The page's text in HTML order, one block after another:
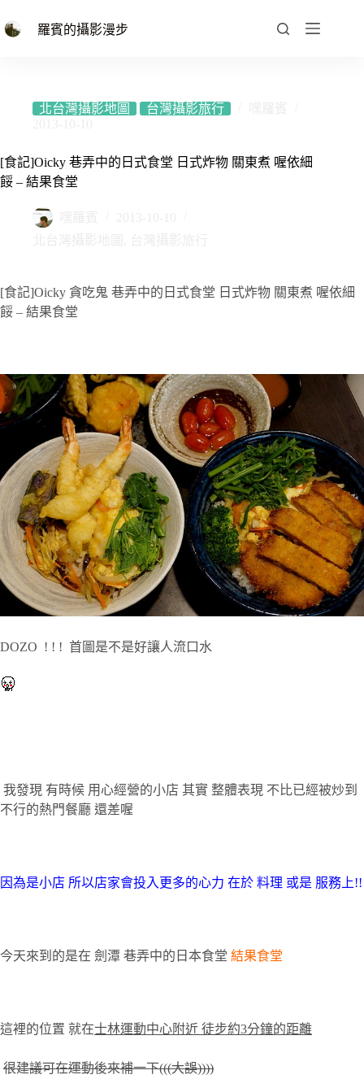
至
羅賓的攝影漫步
北台灣攝影地圖 台灣攝影旅行
[食記]Oicky 巷弄中的日式食堂 日式炸物 關東煮 喔依細
餒 – 結果食堂
[食記]Oicky 貪吃鬼 巷弄中的日式食堂 日式炸物 關東煮 喔依細
餒 – 結果食堂
DOZO ! ! ! 首圖是不是好讓人流口水
我發現 有時候 用心經營的小店 其實 整體表現 不比已經被炒到
不行的熱門餐廳 還差喔
因為是小店 所以店家會投入更多的心力 在於 料理 或是 服務上!!
今天來到的是在 劍潭 巷弄中的日本食堂 結果食堂
這裡的位置 就在士林運動中心附近 徒步約3分鐘的距離
很建議可在運動後來補一下(((大誤))))